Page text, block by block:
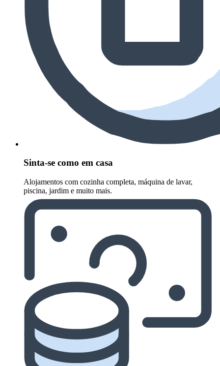
Sinta-se como em casa
Alojamentos com cozinha completa, máquina de lavar,
piscina, jardim e muito mais.